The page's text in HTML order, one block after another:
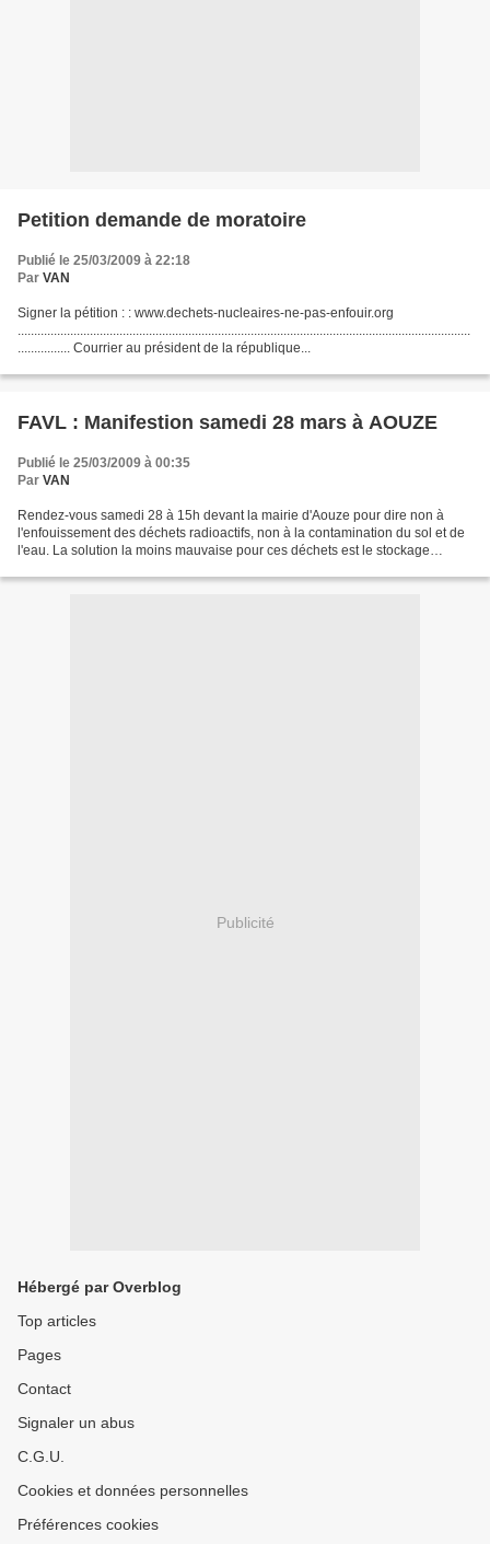
Petition demande de moratoire
Publié le 25/03/2009 à 22:18
Par VAN
Signer la pétition : : www.dechets-nucleaires-ne-pas-enfouir.org
..........................................................................................................................................
................ Courrier au président de la république...
FAVL : Manifestion samedi 28 mars à AOUZE
Publié le 25/03/2009 à 00:35
Par VAN
Rendez-vous samedi 28 à 15h devant la mairie d'Aouze pour dire non à
l'enfouissement des déchets radioactifs, non à la contamination du sol et de
l'eau. La solution la moins mauvaise pour ces déchets est le stockage
Publicité
Hébergé par Overblog
Top articles
Pages
Contact
Signaler un abus
C.G.U.
Cookies et données personnelles
Préférences cookies